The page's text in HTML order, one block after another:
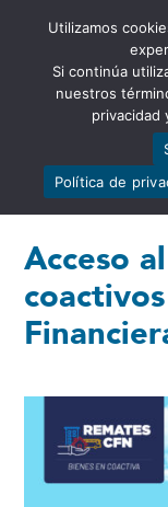
Abrir
Acceso
Utilizamos
Si continúa
nuestros
privacidad
Política de